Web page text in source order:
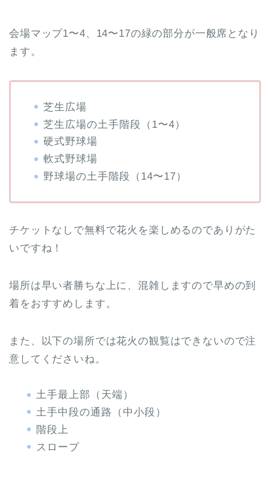
会場マップ1〜4、14〜17の緑の部分が一般席となり
ます。
芝生広場
芝生広場の土手階段（1〜4）
硬式野球場
軟式野球場
野球場の土手階段（14〜17）
チケットなしで無料で花火を楽しめるのでありがた
いですね！
場所は早い者勝ちな上に、混雑しますので早めの到
着をおすすめします。
また、以下の場所では花火の観覧はできないので注
意してくださいね。
土手最上部（天端）
土手中段の通路（中小段）
階段上
スロープ